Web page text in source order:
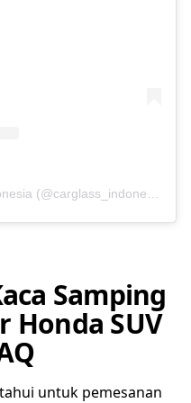
Samping
Honda SUV
untuk pemesanan